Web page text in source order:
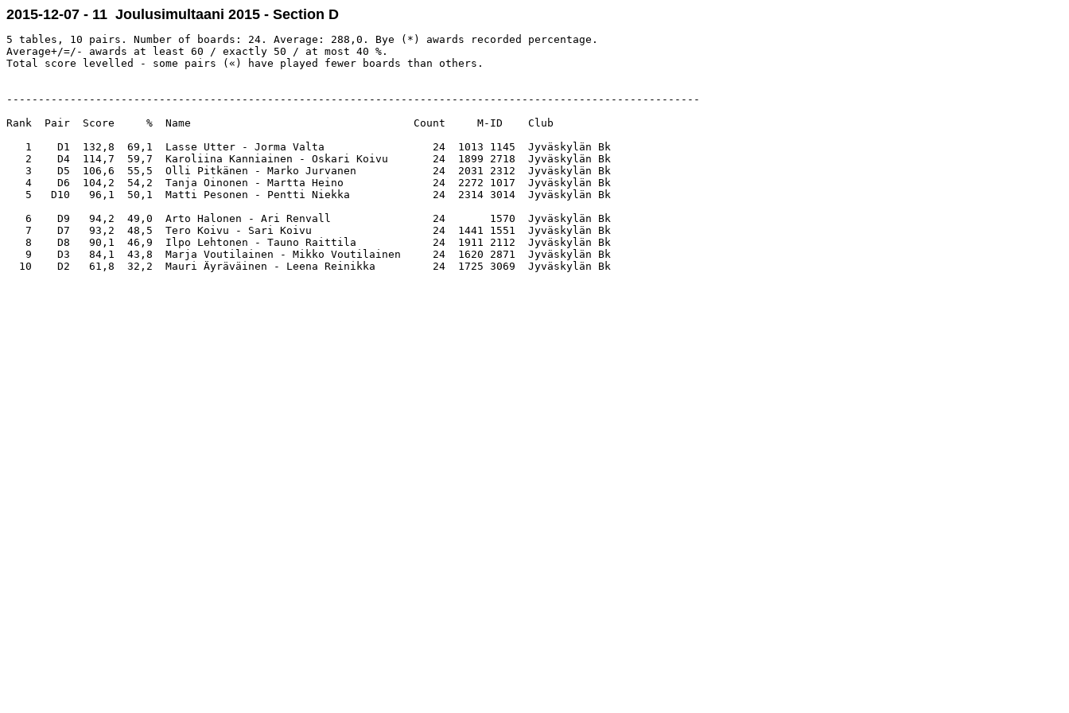
2015-12-07 - 11 Joulusimultaani 2015 - Section D
5 tables, 10 pairs. Number of boards: 24. Average: 288,0. Bye (*) awards recorded percentage.
Average+/=/- awards at least 60 / exactly 50 / at most 40 %.
Total score levelled - some pairs («) have played fewer boards than others.
-------------------------------------------------------------------------------------------------------------
Rank  Pair  Score     %  Name                                   Count     M-ID    Club
   1    D1  132,8  69,1  Lasse Utter - Jorma Valta                 24  1013 1145  Jyväskylän Bk
   2    D4  114,7  59,7  Karoliina Kanniainen - Oskari Koivu       24  1899 2718  Jyväskylän Bk
   3    D5  106,6  55,5  Olli Pitkänen - Marko Jurvanen            24  2031 2312  Jyväskylän Bk
   4    D6  104,2  54,2  Tanja Oinonen - Martta Heino              24  2272 1017  Jyväskylän Bk
   5   D10   96,1  50,1  Matti Pesonen - Pentti Niekka             24  2314 3014  Jyväskylän Bk
   6    D9   94,2  49,0  Arto Halonen - Ari Renvall                24       1570  Jyväskylän Bk
   7    D7   93,2  48,5  Tero Koivu - Sari Koivu                   24  1441 1551  Jyväskylän Bk
   8    D8   90,1  46,9  Ilpo Lehtonen - Tauno Raittila            24  1911 2112  Jyväskylän Bk
   9    D3   84,1  43,8  Marja Voutilainen - Mikko Voutilainen     24  1620 2871  Jyväskylän Bk